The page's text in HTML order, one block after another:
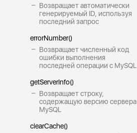
Возвращает автоматически
генерируемый ID, используя
последний запрос
errorNumber()
Возвращает численный код
ошибки выполнения
последней операции с MySQL
getServerInfo()
Возвращает строку,
содержащую версию сервера
MySQL
clearCache()